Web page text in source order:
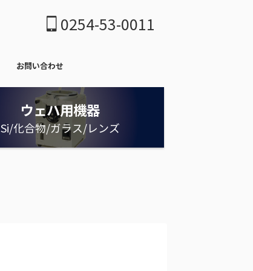
0254-53-0011
お問い合わせ
ウェハ用機器
Si/化合物/ガラス/レンズ